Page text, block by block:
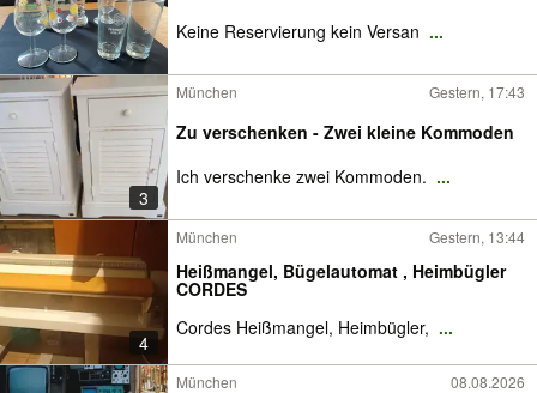
Keine Reservierung kein Versan ...
3
München Gestern, 17:43
Zu verschenken - Zwei kleine Kommoden
Ich verschenke zwei Kommoden. ...
4
München Gestern, 13:44
Heißmangel, Bügelautomat , Heimbügler
CORDES
Cordes Heißmangel, Heimbügler, ...
München 08.08.2026